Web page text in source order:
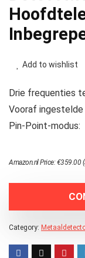
Add to wishlist
Drie frequenties
Vooraf
Pin-Point-modus:
Amazon.nl Price:€359.00
Category: